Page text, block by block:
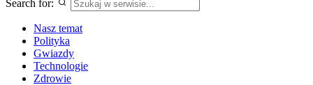
Search for:
Nasz temat
Polityka
Gwiazdy
Technologie
Zdrowie